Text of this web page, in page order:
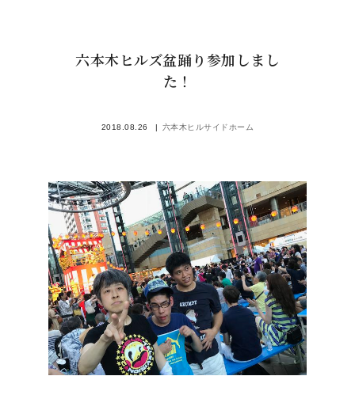
六本木ヒルズ盆踊り参加しまし
た！
2018.08.26 六本木ヒルサイドホーム